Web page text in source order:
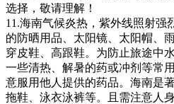
选择，敬请理解！
11.海南气候炎热，紫外线照射强
的防晒用品、太阳镜、太阳帽、
穿皮鞋、高跟鞋。为防止旅途中
一些清热、解暑的药或冲剂等常
意服用他人提供的药品。海南是
拖鞋、泳衣泳裤等。且需注意人